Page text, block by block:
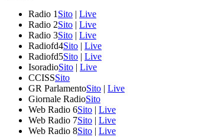
Radio 1 Sito | Live
Radio 2Sito | Live
Radio 3Sito | Live
Radiofd4Sito | Live
Radiofd5Sito | Live
IsoradioSito | Live
CCISSSito
GR ParlamentoSito | Live
Giornale RadioSito
Web Radio 6Sito | Live
Web Radio 7Sito | Live
Web Radio 8Sito | Live